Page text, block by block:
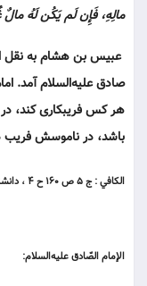
مالِهِ، فَإِن لَم يَكُن لَهُ
عبيس بن هشام به نقل
صادق عليه‌السلام آمد.
هر كس فريبكارى كند، در
باشد، در ناموسش فريب
الكافي : ج ۵ ص ۱۶۰ ح ۴ ، دانشنامه قرآن و حديث جلد ۱۷، ص : ۲۲۴
الإمام الصّادق عليه‌السلام: